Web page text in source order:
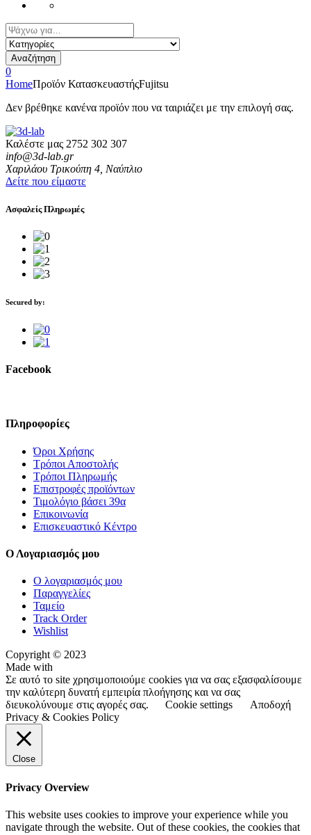
Αναζήτηση
για:
Αναζήτηση
0
HomeΠροϊόν ΚατασκευαστήςFujitsu
Δεν βρέθηκε κανένα προϊόν που να ταιριάζει με την επιλογή σας.
Καλέστε μας 2752 302 307
info@3d-lab.gr
Χαριλάου Τρικούπη 4, Ναύπλιο
Δείτε που είμαστε
Ασφαλείς Πληρωμές
Secured by:
Facebook
Πληροφορίες
Όροι Χρήσης
Τρόποι Αποστολής
Τρόποι Πληρωμής
Επιστροφές προϊόντων
Τιμολόγιο βάσει 39α
Επικοινωνία
Επισκευαστικό Κέντρο
Ο Λογαριασμός μου
Ο λογαριασμός μου
Παραγγελίες
Ταμείο
Track Order
Wishlist
Copyright © 2023
Made with
Σε αυτό το site χρησιμοποιούμε cookies για να σας εξασφαλίσουμε
την καλύτερη δυνατή εμπειρία πλοήγησης και να σας
διευκολύνουμε στις αγορές σας.
Cookie settings
Αποδοχή
Privacy & Cookies Policy
Close
Privacy Overview
This website uses cookies to improve your experience while you
navigate through the website. Out of these cookies, the cookies that